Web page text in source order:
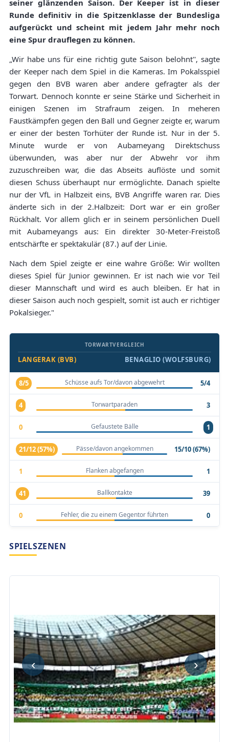
seiner glänzenden Saison. Der Keeper ist in dieser
Runde definitiv in die Spitzenklasse der Bundesliga
aufgerückt und scheint mit jedem Jahr mehr noch
eine Spur drauflegen zu können.
„Wir habe uns für eine richtig gute Saison belohnt'', sagte
der Keeper nach dem Spiel in die Kameras. Im Pokalsspiel
gegen den BVB waren aber andere gefragter als der
Torwart. Dennoch konnte er seine Stärke und Sicherheit in
einigen Szenen im Strafraum zeigen. In meheren
Faustkämpfen gegen den Ball und Gegner zeigte er, warum
er einer der besten Torhüter der Runde ist. Nur in der 5.
Minute wurde er von Aubameyang Direktschuss
überwunden, was aber nur der Abwehr vor ihm
zuzuschreiben war, die das Abseits auflöste und somit
diesen Schuss überhaupt nur ermöglichte. Danach spielte
nur der VfL in Halbzeit eins, BVB Angriffe waren rar. Dies
änderte sich in der 2.Halbzeit: Dort war er ein großer
Rückhalt. Vor allem glich er in seinem persönlichen Duell
mit Aubameyangs aus: Ein direkter 30-Meter-Freistoß
entschärfte er spektakulär (87.) auf der Linie.
Nach dem Spiel zeigte er eine wahre Größe: Wir wollten
dieses Spiel für Junior gewinnen. Er ist nach wie vor Teil
dieser Mannschaft und wird es auch bleiben. Er hat in
dieser Saison auch noch gespielt, somit ist auch er richtiger
Pokalsieger."
LANGERAK (BVB)
TORWARTVERGLEICH
BENAGLIO (WOLFSBURG)
8/5 Schüsse aufs Tor/davon abgewehrt 5/4
4 Torwartparaden 3
0 Gefaustete Bälle 1
21/12 (57%) Pässe/davon angekommen 15/10 (67%)
1 Flanken abgefangen 1
41 Ballkontakte 39
0 Fehler, die zu einem Gegentor führten 0
SPIELSZENEN
‹ ›